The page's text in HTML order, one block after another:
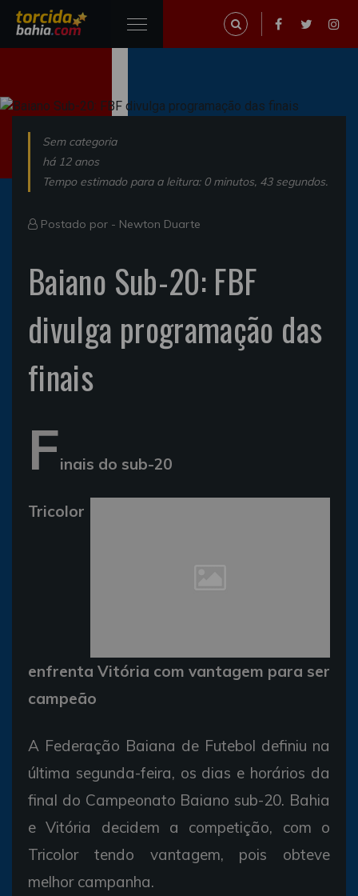
Sem categoria
há 12 anos
Tempo estimado para a leitura: 0 minutos, 43 segundos.
Postado por - Newton Duarte
Baiano Sub-20: FBF
divulga programação das
finais
Finais do sub-20
Tricolor
enfrenta Vitória com vantagem para ser
campeão
A Federação Baiana de Futebol definiu na
última segunda-feira, os dias e horários da
final do Campeonato Baiano sub-20. Bahia
e Vitória decidem a competição, com o
Tricolor tendo vantagem, pois obteve
melhor campanha.